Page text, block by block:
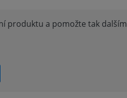
produktu a pomožte tak dalším